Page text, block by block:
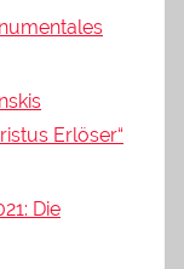
Erlöser“
Die